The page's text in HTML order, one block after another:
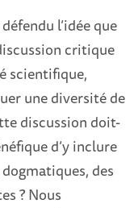
l’idée que
critique
scientifique,
une diversité de
discussion doit-
d’y inclure
des
? Nous